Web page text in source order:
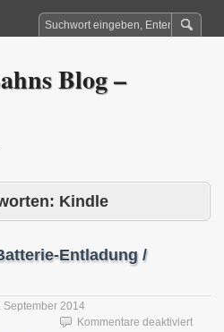
Blog –
Kindle
Entladung /
September 2014
Kommentare deaktiviertfür